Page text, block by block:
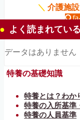
＼ 介護施
よく読まれてい
データはありません
特養の基礎知識
特養とは？わか
特養の入所基準
特養の人員基準